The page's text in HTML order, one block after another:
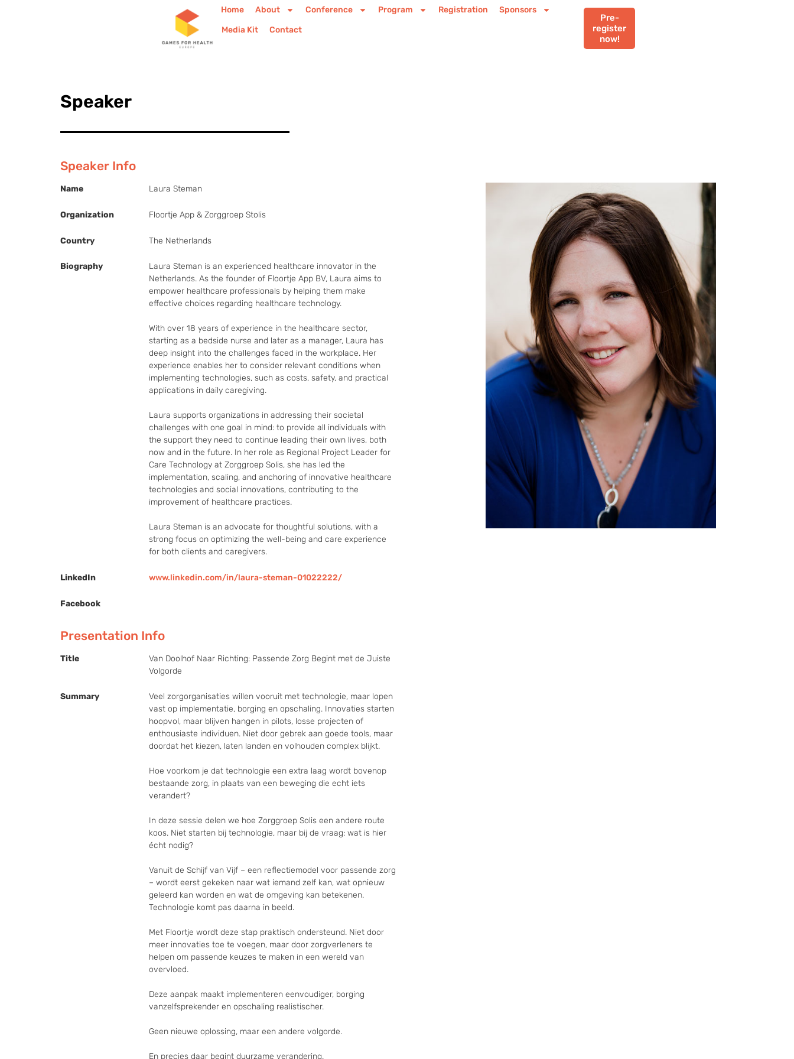
Home About Conference Program Registration
Sponsors
Media Kit
Contact
Pre-
register
now!
Speaker
Speaker Info
Name Laura Steman
Organization Floortje App & Zorggroep Stolis
Country The Netherlands
Biography
Laura Steman is an experienced healthcare innovator in the
Netherlands. As the founder of Floortje App BV, Laura aims to
empower healthcare professionals by helping them make
effective choices regarding healthcare technology.
With over 18 years of experience in the healthcare sector,
starting as a bedside nurse and later as a manager, Laura has
deep insight into the challenges faced in the workplace. Her
experience enables her to consider relevant conditions when
implementing technologies, such as costs, safety, and practical
applications in daily caregiving.
Laura supports organizations in addressing their societal
challenges with one goal in mind: to provide all individuals with
the support they need to continue leading their own lives, both
now and in the future. In her role as Regional Project Leader for
Care Technology at Zorggroep Solis, she has led the
implementation, scaling, and anchoring of innovative healthcare
technologies and social innovations, contributing to the
improvement of healthcare practices.
Laura Steman is an advocate for thoughtful solutions, with a
strong focus on optimizing the well-being and care experience
for both clients and caregivers.
LinkedIn www.linkedin.com/in/laura-steman-01022222/
Facebook
Presentation Info
Title
Van Doolhof Naar Richting: Passende Zorg Begint met de Juiste
Volgorde
Summary
Veel zorgorganisaties willen vooruit met technologie, maar lopen
vast op implementatie, borging en opschaling. Innovaties starten
hoopvol, maar blijven hangen in pilots, losse projecten of
enthousiaste individuen. Niet door gebrek aan goede tools, maar
doordat het kiezen, laten landen en volhouden complex blijkt.
Hoe voorkom je dat technologie een extra laag wordt bovenop
bestaande zorg, in plaats van een beweging die echt iets
verandert?
In deze sessie delen we hoe Zorggroep Solis een andere route
koos. Niet starten bij technologie, maar bij de vraag: wat is hier
écht nodig?
Vanuit de Schijf van Vijf – een reflectiemodel voor passende zorg
– wordt eerst gekeken naar wat iemand zelf kan, wat opnieuw
geleerd kan worden en wat de omgeving kan betekenen.
Technologie komt pas daarna in beeld.
Met Floortje wordt deze stap praktisch ondersteund. Niet door
meer innovaties toe te voegen, maar door zorgverleners te
helpen om passende keuzes te maken in een wereld van
overvloed.
Deze aanpak maakt implementeren eenvoudiger, borging
vanzelfsprekender en opschaling realistischer.
Geen nieuwe oplossing, maar een andere volgorde.
En precies daar begint duurzame verandering.